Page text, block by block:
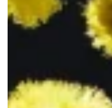
Le Taillan-Médoc
Lormont
Saint-Aubin-de-Médoc
Saint-Louis-de-Montferrand
Saint-Médard-en-Jalles